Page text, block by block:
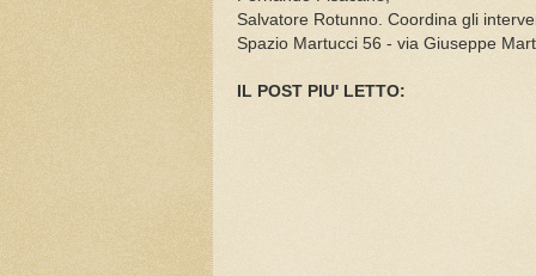
Salvatore Rotunno. Coordina gli
Spazio Martucci 56 - via Giuseppe
IL POST PIU' LETTO: